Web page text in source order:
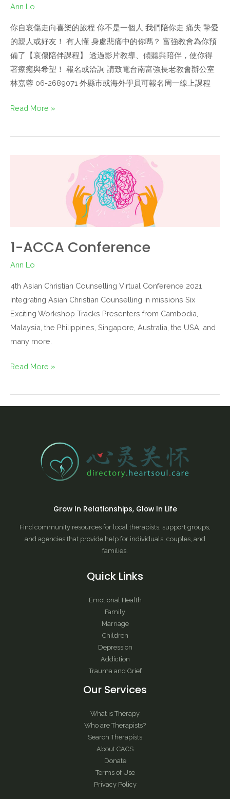
Ann Lo
你自哀傷走向喜樂的旅程 你不是一個人 我們陪你走 痛失 摯愛
的親人或好友！ 有人懂 身處悲痛中的你嗎？ 富強教會為你預
備了【哀傷陪伴課程】 透過影片教導、傾聽與陪伴，使你得
著療癒與希望！ 報名或洽詢 請致電台南富強長老教會辦公室
林嘉蓉 06-2689071 外縣市或海外學員可報名周一線上課程
Read More »
1-ACCA Conference
Ann Lo
4th Asian Christian Counselling Virtual Conference 2021
Integrating Asian Christian Counselling in missions Six
Exciting Workshop Tracks Presenters from Cambodia,
Malaysia, the Philippines, Singapore, Australia, the USA, and
many more.
Read More »
Grow In Relationships, Glow In Life
Find community resources for local therapists, support groups,
and agencies that provide help for individuals, couples, and
families.
Quick Links
Emotional Health
Family
Marriage
Children
Depression
Addiction
Trauma and Grief
Our Services
What is Therapy
Who are Therapists?
Search Therapists
About CACS
Donate
Terms of Use
Privacy Policy